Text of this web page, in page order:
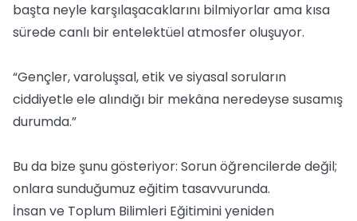
başta neyle karşılaşacaklarını bilmiyorlar ama kısa
sürede canlı bir entelektüel atmosfer oluşuyor.
“Gençler, varoluşsal, etik ve siyasal soruların
ciddiyetle ele alındığı bir mekâna neredeyse susamış
durumda.”
Bu da bize şunu gösteriyor: Sorun öğrencilerde değil;
onlara sunduğumuz eğitim tasavvurunda.
İnsan ve Toplum Bilimleri Eğitimini yeniden